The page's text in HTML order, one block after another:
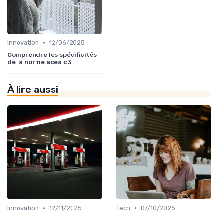
Innovation • 12/06/2025
Comprendre les spécificités
de la norme acea c3
À lire aussi
Innovation • 12/11/2025
Tech • 07/10/2025